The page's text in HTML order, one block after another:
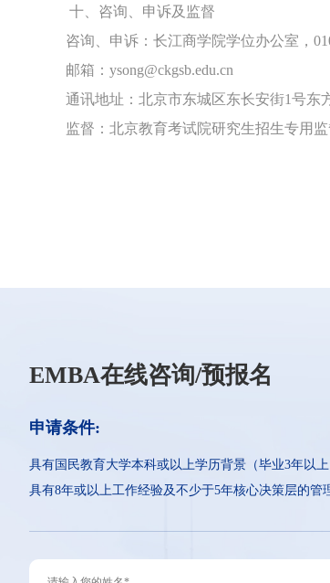
十、咨询、申诉及监督
咨询、申诉：长江商学院学位办公室，
邮箱：ysong@ckgsb.edu.cn
通讯地址：北京市东城区东长安街1号东
监督：北京教育考试院研究生招生专用监
EMBA在线咨询/预报名
申请条件:
具有国民教育大学本科或以上学历背景（毕业3年以
具有8年或以上工作经验及不少于5年核心决策层的管